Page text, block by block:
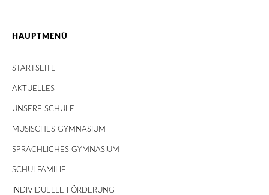
HAUPTMENÜ
STARTSEITE
AKTUELLES
UNSERE SCHULE
MUSISCHES GYMNASIUM
SPRACHLICHES GYMNASIUM
SCHULFAMILIE
INDIVIDUELLE FÖRDERUNG